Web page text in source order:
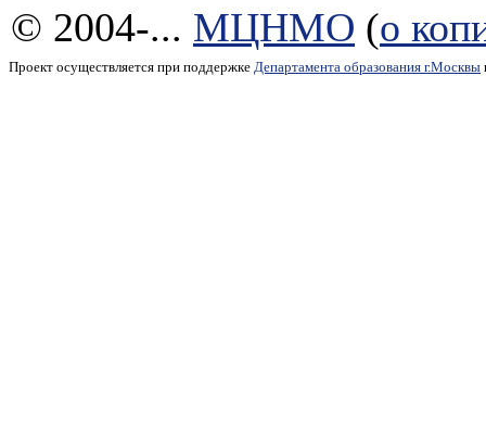
© 2004-... МЦНМО (о
Проект осуществляется при поддержке Департамента образования г.Москвы